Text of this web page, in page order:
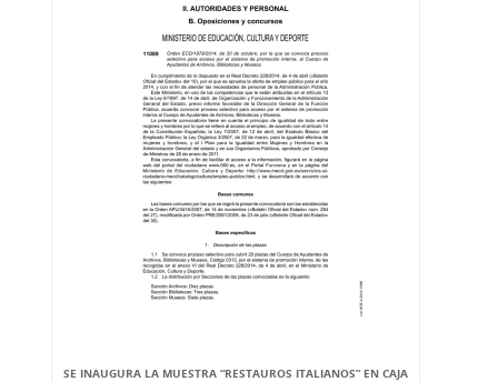
SE INAUGURA LA MUESTRA “RESTAUROS ITALIANOS” EN CAJA